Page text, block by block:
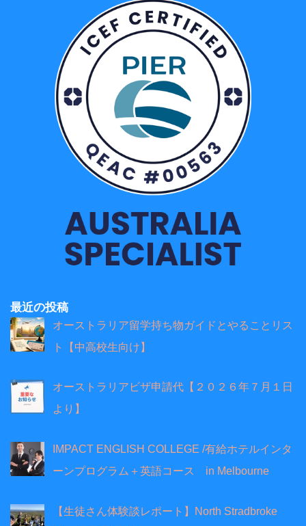
最近の投稿
オーストラリア留学持ち物ガイドとやることリス
ト【中高校生向け】
オーストラリアビザ申請代【２０２６年７月１日
より】
IMPACT ENGLISH COLLEGE /有給ホテルインタ
ーンプログラム＋英語コース in Melbourne
【生徒さん体験談レポート】North Stradbroke